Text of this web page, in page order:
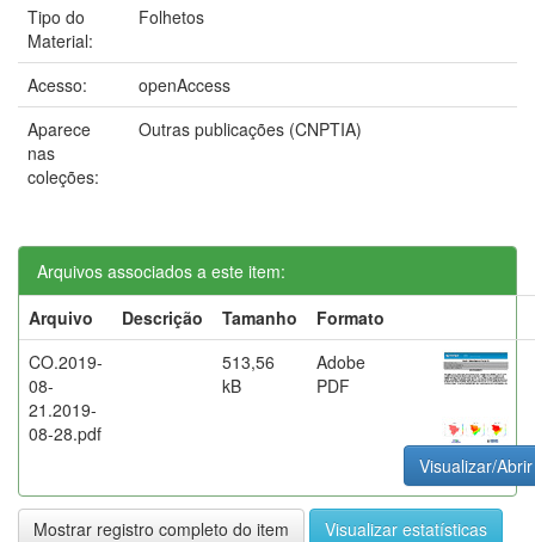
Tipo do
Material:
Folhetos
Acesso:
openAccess
Aparece
nas
coleções:
Outras publicações (CNPTIA)
Arquivos associados a este item:
Arquivo
Descrição Tamanho
Formato
CO.2019-
08-
21.2019-
08-28.pdf
513,56
kB
Adobe
PDF
Visualizar/Abrir
Mostrar registro completo do item Visualizar estatísticas